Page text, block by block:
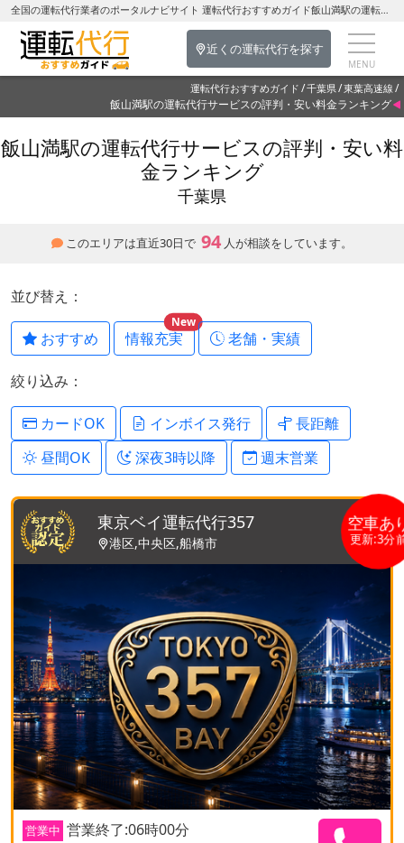
全国の運転代行業者のポータルナビサイト 運転代行おすすめガイド飯山満駅の運転代行を探す-千葉県の運転代行
近くの運転代行を探す
運転代行おすすめガイド 千葉県 東葉高速線
飯山満駅の運転代行サービスの評判・安い料金ランキング
飯山満駅の運転代行サービスの評判・安い料
金ランキング
千葉県
このエリアは直近30日で 94 人が相談をしています。
並び替え：
おすすめ 情報充実
New
老舗・実績
絞り込み：
カードOK インボイス発行
長距離
昼間OK
深夜3時以降 週末営業
東京ベイ運転代行357
港区,中央区,船橋市
空車あ
更新:3分
営業中 営業終了:06時00分